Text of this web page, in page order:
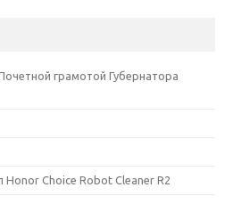
грамотой Губернатора
Honor Choice Robot Cleaner R2